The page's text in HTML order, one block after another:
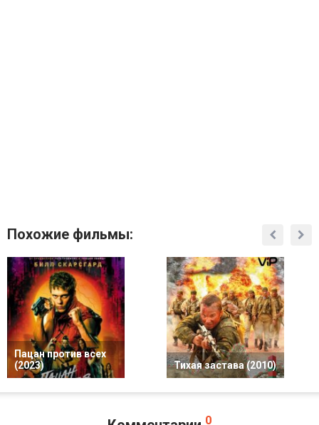
Похожие фильмы:
Пацан против всех
(2023)
Тихая застава (2010)
0